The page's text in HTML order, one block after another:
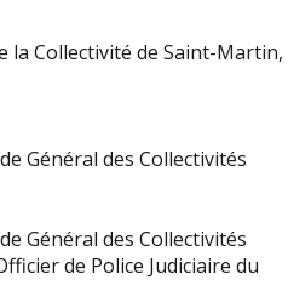
de Saint-Martin,
Général des Collectivités
Général des Collectivités
de Police Judiciaire du